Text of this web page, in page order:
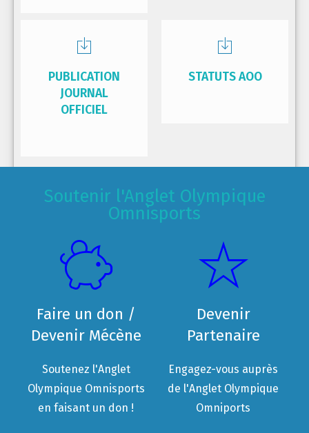
PUBLICATION
JOURNAL
OFFICIEL
STATUTS AOO
Soutenir l'Anglet Olympique
Omnisports
Faire un don /
Devenir Mécène
Soutenez l'Anglet
Olympique Omnisports
en faisant un don !
Devenir
Partenaire
Engagez-vous auprès
de l'Anglet Olympique
Omniports